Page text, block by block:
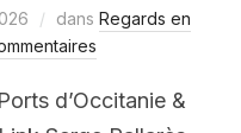
dans Regards en
d’Occitanie &